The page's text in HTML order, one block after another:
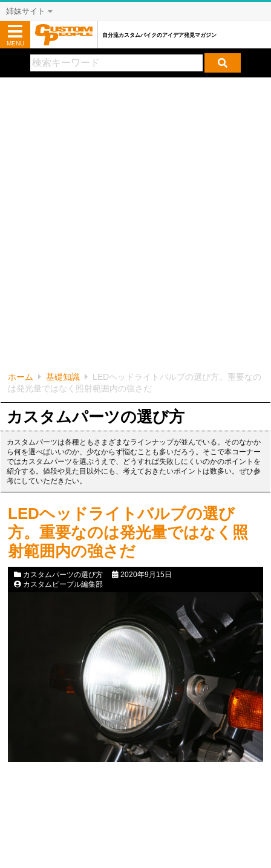
ホーム 基礎知識
LEDヘッドライトバルブの選び方。重要なの
は発光量ではなく照射範囲内の強さだ
カスタムパーツの選び方
カスタムパーツは各種ともさまざまなラインナップが並んでいる。そのなかか
ら何を選べばいいのか、少なからず悩むことも多いだろう。そこで本コーナー
ではカスタムパーツを選ぶうえで、どうすれば失敗しにくいのかのポイントを
紹介する。値段や見た目以外にも、考えておきたいポイントは数多い。ぜひ参
考にしていただきたい。
LEDヘッドライトバルブの選び
方。重要なのは発光量ではなく照
射範囲内の強さだ
カスタムパーツの選び方
2020年9月15日
カスタムピープル編集部
姉妹サイト
MENU
自分流カスタムバイクのアイデア発見マガジン